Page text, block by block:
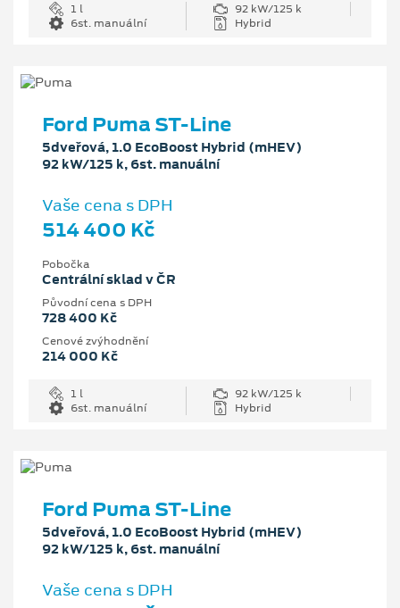
1 l
92 kW/125 k
6st. manuální
Hybrid
Ford Puma ST-Line
5dveřová, 1.0 EcoBoost Hybrid (mHEV)
92 kW/125 k, 6st. manuální
Vaše cena s DPH
514 400 Kč
Pobočka
Centrální sklad v ČR
Původní cena s DPH
728 400 Kč
Cenové zvýhodnění
214 000 Kč
1 l
92 kW/125 k
6st. manuální
Hybrid
Ford Puma ST-Line
5dveřová, 1.0 EcoBoost Hybrid (mHEV)
92 kW/125 k, 6st. manuální
Vaše cena s DPH